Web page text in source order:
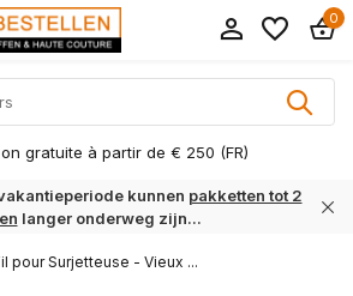
0
gratuite à partir de € 250 (FR)
kunnen pakketten tot 2
langer onderweg zijn...
pour Surjetteuse - Vieux ...